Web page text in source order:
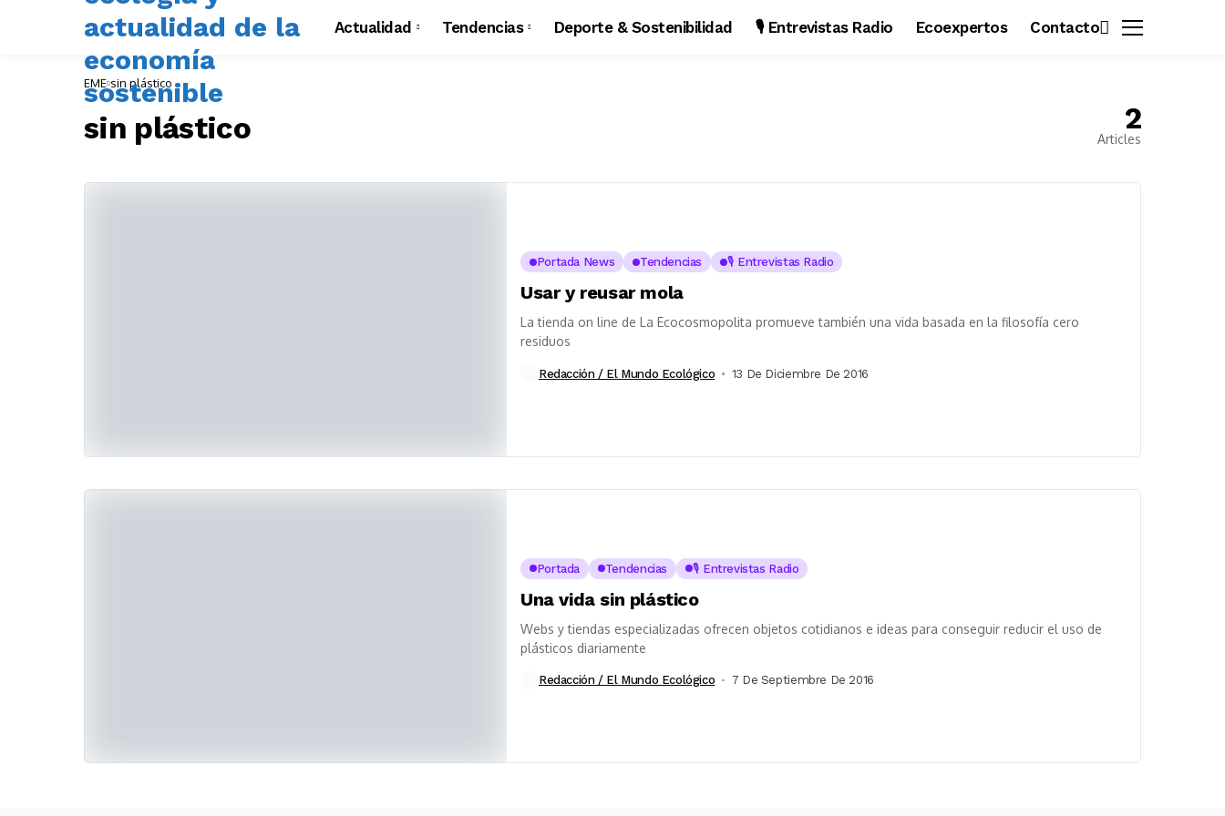
Actualidad Tendencias Deporte & Sostenibilidad 🎙️ Entrevistas Radio Ecoexpertos Contacto
EME sin plástico
sin plástico 2
Articles
Portada News Tendencias 🎙️ Entrevistas Radio
Usar y reusar mola
La tienda on line de La Ecocosmopolita promueve también una vida basada en la filosofía cero
residuos
Redacción / El Mundo Ecológico 13 De Diciembre De 2016
Portada Tendencias 🎙️ Entrevistas Radio
Una vida sin plástico
Webs y tiendas especializadas ofrecen objetos cotidianos e ideas para conseguir reducir el uso de
plásticos diariamente
Redacción / El Mundo Ecológico 7 De Septiembre De 2016